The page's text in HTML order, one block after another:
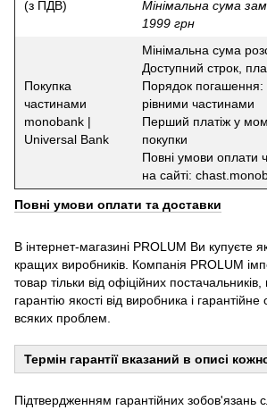
(з ПДВ)
Мінімальна сума
1999 грн
Покупка
частинами
monobank |
Universal Bank
Мінімальна сума
Доступний строк,
Порядок погашення:
рівними частинами
Перший платіж у
покупки
Повні умови оплати
на сайті:
Повні умови оплати та доставки
В інтернет-магазині PROLUM Ви купуєте
кращих виробників. Компанія PROLUM
товар тільки від офіційних
гарантію якості від виробника і
всяких проблем.
Термін гарантії вказаний в описі
Підтвердженням гарантійних зобов'язань